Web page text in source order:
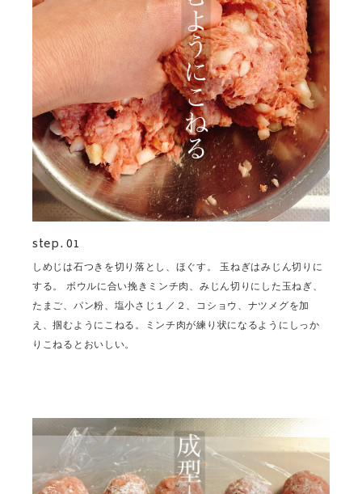
step. 01
しめじは石つきを切り落とし、ほぐす。 玉ねぎはみじん切りに
する。 ボウルに合い挽きミンチ肉、みじん切りにした玉ねぎ、
たまご、パン粉、塩小さじ１／２、コショウ、ナツメグを加
え、掴むようにこねる。ミンチ肉が練り状になるようにしっか
りこねるとおいしい。